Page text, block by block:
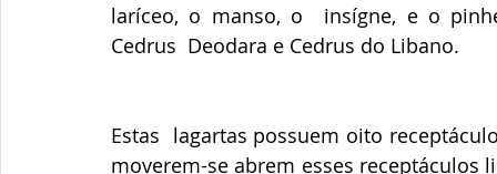
laríceo, o manso, o  insígne, e o
Cedrus  Deodara e Cedrus do Libano.
Estas  lagartas possuem oito
moverem-se abrem esses